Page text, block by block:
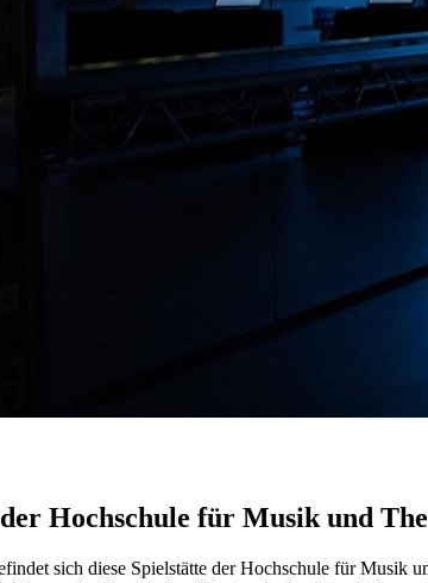
Hochschule für Musik und
sich diese Spielstätte der Hochschule für Musik